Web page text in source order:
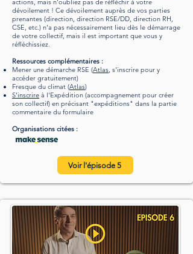
actions, mais n'oubliez pas de réfléchir à votre
dévoilement ! Ce dévoilement auprès de vos parties
prenantes (direction, direction RSE/DD, direction RH,
CSE, etc.) n'a pas nécessairement lieu dès le démarrage
de votre collectif, mais il est important que vous y
réfléchissiez.
Ressources complémentaires :
Mener une démarche RSE (Atlas, s'inscrire pour y
accéder gratuitement)
Fresque du climat (Atlas)
S'inscrire à l'Expédition (accompagnement pour créer
son collectif) en précisant "expéditions" dans la partie
commentaire du formulaire
Organisations citées :
Voir l'épisode 5